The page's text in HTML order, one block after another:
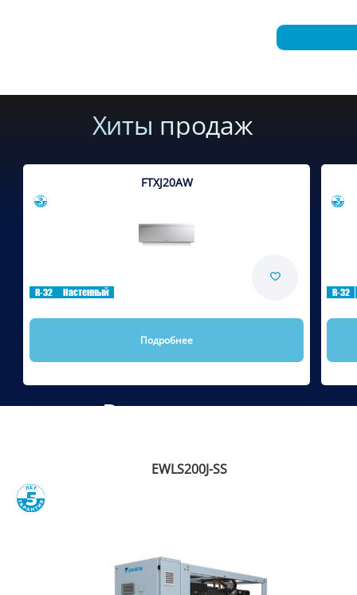
Хиты продаж
FTXJ20AW
R-32 Настенный
Подробнее
R-32
Рекомендуем
EWLS200J-SS